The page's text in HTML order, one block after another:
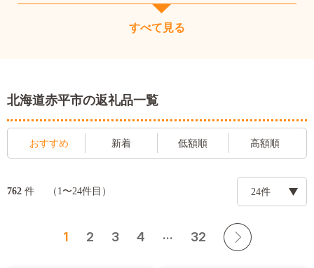
受けますが、本市からの寄附金受領証明書は、「圧着ハガキ」
赤平市では、環境負荷の低減やペーパーレス化推進（SDGsへの
送付は行なっておりません。
後日お届けする「寄附金受領証明書（QRコード付き圧着ハガ
キ）」のQRコードをスマートフォン等で読み取り、表示された
画面(自治体マイページ)からお手続きをお願いいたします。
すべて見る
北海道赤平市の返礼品一覧
762 件 （1〜24件目）
おすすめ 新着 低額順 高額順
1 2 3 4 ... 32